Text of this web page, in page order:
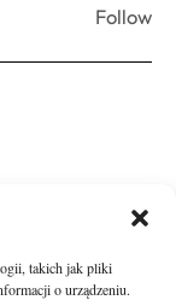
takich jak pliki
o urządzeniu.
Follow